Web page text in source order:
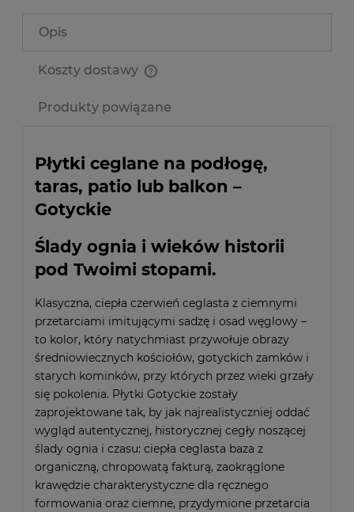
Opis
Koszty dostawy
Produkty powiązane
Płytki ceglane na podłogę,
taras, patio lub balkon –
Gotyckie
Ślady ognia i wieków historii
pod Twoimi stopami.
Klasyczna, ciepła czerwień ceglasta z ciemnymi
przetarciami imitującymi sadzę i osad węglowy –
to kolor, który natychmiast przywołuje obrazy
średniowiecznych kościołów, gotyckich zamków i
starych kominków, przy których przez wieki grzały
się pokolenia. Płytki Gotyckie zostały
zaprojektowane tak, by jak najrealistyczniej oddać
wygląd autentycznej, historycznej cegły noszącej
ślady ognia i czasu: ciepła ceglasta baza z
organiczną, chropowatą fakturą, zaokrąglone
krawędzie charakterystyczne dla ręcznego
formowania oraz ciemne, przydymione przetarcia